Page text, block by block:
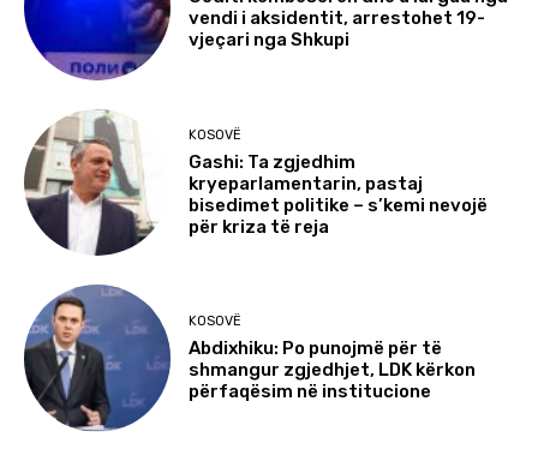
vendi i aksidentit, arrestohet 19-
vjeçari nga Shkupi
KOSOVË
Gashi: Ta zgjedhim
kryeparlamentarin, pastaj
bisedimet politike – s’kemi nevojë
për kriza të reja
KOSOVË
Abdixhiku: Po punojmë për të
shmangur zgjedhjet, LDK kërkon
përfaqësim në institucione